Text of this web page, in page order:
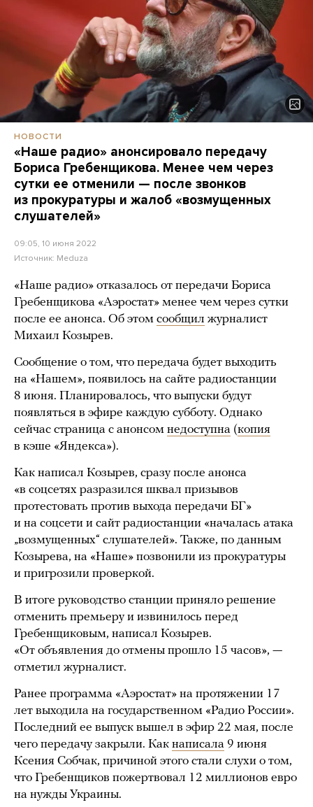
НОВОСТИ
«Наше радио» анонсировало передачу
Бориса Гребенщикова. Менее чем через
сутки ее отменили — после звонков
из прокуратуры и жалоб «возмущенных
слушателей»
09:05, 10 июня 2022
Источник: Meduza
«Наше радио» отказалось от передачи Бориса
Гребенщикова «Аэростат» менее чем через сутки
после ее анонса. Об этом сообщил журналист
Михаил Козырев.
Сообщение о том, что передача будет выходить
на «Нашем», появилось на сайте радиостанции
8 июня. Планировалось, что выпуски будут
появляться в эфире каждую субботу. Однако
сейчас страница с анонсом недоступна (копия
в кэше «Яндекса»).
Как написал Козырев, сразу после анонса
«в соцсетях разразился шквал призывов
протестовать против выхода передачи БГ»
и на соцсети и сайт радиостанции «началась атака
„возмущенных“ слушателей». Также, по данным
Козырева, на «Наше» позвонили из прокуратуры
и пригрозили проверкой.
В итоге руководство станции приняло решение
отменить премьеру и извинилось перед
Гребенщиковым, написал Козырев.
«От объявления до отмены прошло 15 часов», —
отметил журналист.
Ранее программа «Аэростат» на протяжении 17
лет выходила на государственном «Радио России».
Последний ее выпуск вышел в эфир 22 мая, после
чего передачу закрыли. Как написала 9 июня
Ксения Собчак, причиной этого стали слухи о том,
что Гребенщиков пожертвовал 12 миллионов евро
на нужды Украины.